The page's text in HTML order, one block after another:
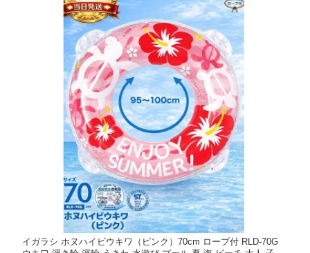
イガラシ ホヌハイビウキワ（ピンク）70cm ロープ付 RLD-70G